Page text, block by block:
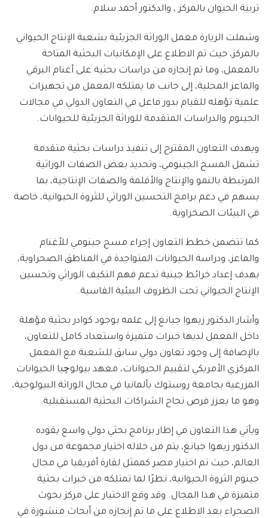
تربية الحيوان بالمركز ، والدكتور أحمد سلام.
وشملت الزيارة معمل الوراثة الجزيئية بشعبة الإنتاج الحيواني
بالمركز، حيث تم الاطلاع على الإمكانيات البحثية المتاحة
بالمعمل، وما تم إنجازه من دراسات بحثية على أغنام البرقي
والماعز المحلية، إلى جانب ما يمتلكه المعمل من تجهيزات
علمية تؤهله للقيام بدور فاعل في التعاون الدولي في مجالات
الجينوم والدراسات المتقدمة للوراثة الجزيئية للحيوانات.
ويهدف التعاون المقترح إلى تنفيذ دراسات بحثية متقدمة
تشمل المسح الجينومي، وتحديد بعض الصفات الوراثية
المرتبطة بالنمو والإنتاج والأقلمة والصفات الإنتاجية، بما
يسهم في دعم برامج التحسين الوراثي للثروة الحيوانية، خاصة
في البيئات الصحراوية.
كما تتضمن خطط التعاون إجراء مسح جينومي للأغنام
والماعز، ودراسة الحيوانات المتواجدة في المناطق الصحراوية،
بهدف إعداد خرائط جينية تدعم فهم التكيف الوراثي وتحسين
الإنتاج الحيواني تحت الظروف البيئية القاسية.
وأشار الدكتور زيهوا جيانغ إلى علمه بوجود كوادر بحثية مؤهلة
داخل المعمل لديها خبرات متميزة واستعداد كامل للتعاون،
بالإضافة إلى وجود تعاون دولي سابق للشعبة مع المعمل
المركزي الأمريكي لتقييم الحيوانات، معهد بيولوچيا الحيوانات
المزرعية بجامعة روستوك بألمانيا في مجال الوراثة البيولوجية،
وهو ما يعزز فرص نجاح الشراكات البحثية المستقبلية.
ويأتي هذا التعاون في إطار برنامج بحثي دولي واسع يقوده
الدكتور زيهوا جيانغ، يتم من خلاله اختيار مجموعة من دول
العالم، حيث تم اختيار مصر كممثل لقارة أفريقيا في مجال
جينوم الثروة الحيوانية، نظرًا لما تمتلكه من خبرات بحثية
متميزة في هذا المجال. وقد وقع الاختيار على مركز بحوث
الصحراء بعد الاطلاع على ما تم إنجازه من أبحاث منشورة في